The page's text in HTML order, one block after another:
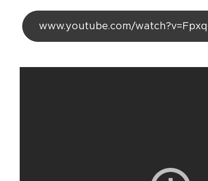
www.youtube.com/